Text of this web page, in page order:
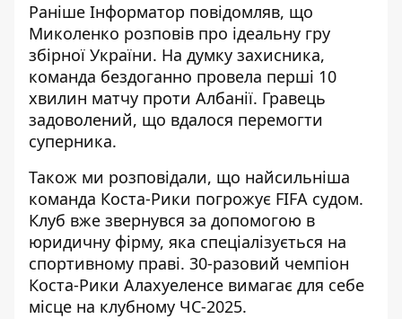
Раніше Інформатор повідомляв, що
Миколенко розповів про ідеальну гру
збірної України. На думку захисника,
команда бездоганно провела перші 10
хвилин матчу проти Албанії. Гравець
задоволений, що вдалося перемогти
суперника.
Також ми розповідали, що найсильніша
команда Коста-Рики погрожує FIFA судом.
Клуб вже звернувся за допомогою в
юридичну фірму, яка спеціалізується на
спортивному праві. 30-разовий чемпіон
Коста-Рики Алахуеленсе вимагає для себе
місце на клубному ЧС-2025.